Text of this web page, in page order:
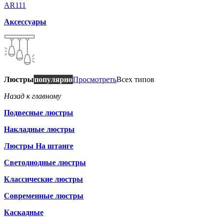
AR111
Аксессуары
ЛюстрыпопулярноПросмотретьВсех типов
Назад к главному
Подвесные люстры
Накладные люстры
Люстры На штанге
Светодиодные люстры
Классические люстры
Современные люстры
Каскадные